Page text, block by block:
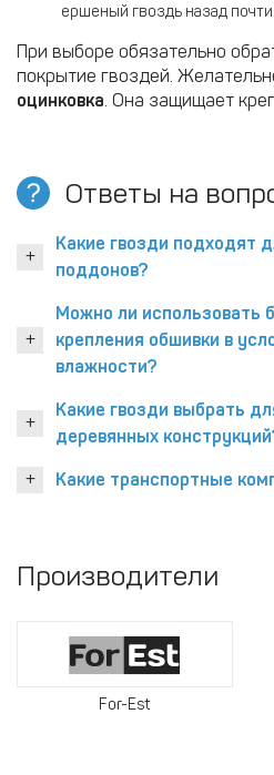
ершеный гвоздь назад
При выборе обязательно
покрытие гвоздей.
оцинковка . Она защищает
Ответы на
Какие гвозди подходят
поддонов?
Можно ли использовать
крепления обшивки в
влажности?
Какие гвозди выбрать
деревянных
Какие транспортные
Производители
For-Est